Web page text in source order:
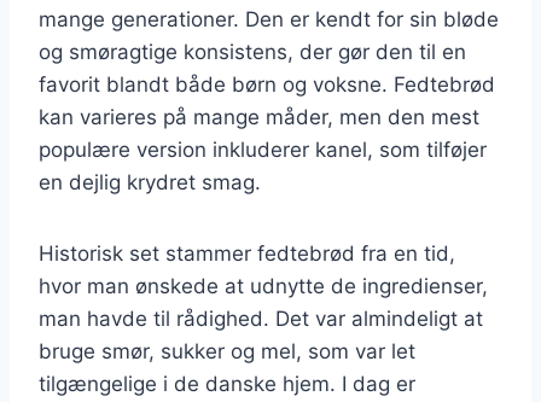
mange generationer. Den er kendt for sin bløde
og smøragtige konsistens, der gør den til en
favorit blandt både børn og voksne. Fedtebrød
kan varieres på mange måder, men den mest
populære version inkluderer kanel, som tilføjer
en dejlig krydret smag.
Historisk set stammer fedtebrød fra en tid,
hvor man ønskede at udnytte de ingredienser,
man havde til rådighed. Det var almindeligt at
bruge smør, sukker og mel, som var let
tilgængelige i de danske hjem. I dag er